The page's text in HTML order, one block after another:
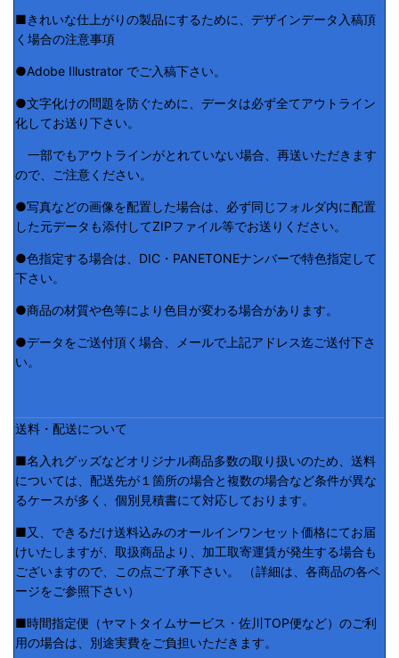
■きれいな仕上がりの製品にするために、デザインデータ入稿頂
く場合の注意事項
●Adobe Illustrator でご入稿下さい。
●文字化けの問題を防ぐために、データは必ず全てアウトライン
化してお送り下さい。
一部でもアウトラインがとれていない場合、再送いただきます
ので、ご注意ください。
●写真などの画像を配置した場合は、必ず同じフォルダ内に配置
した元データも添付してZIPファイル等でお送りください。
●色指定する場合は、DIC・PANETONEナンバーで特色指定して
下さい。
●商品の材質や色等により色目が変わる場合があります。
●データをご送付頂く場合、メールで上記アドレス迄ご送付下さ
い。
送料・配送について
■名入れグッズなどオリジナル商品多数の取り扱いのため、送料
については、配送先が１箇所の場合と複数の場合など条件が異な
るケースが多く、個別見積書にて対応しております。
■又、できるだけ送料込みのオールインワンセット価格にてお届
けいたしますが、取扱商品より、加工取寄運賃が発生する場合も
ございますので、この点ご了承下さい。 （詳細は、各商品の各ペ
ージをご参照下さい）
■時間指定便（ヤマトタイムサービス・佐川TOP便など）のご利
用の場合は、別途実費をご負担いただきます。